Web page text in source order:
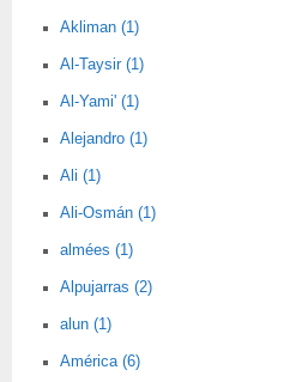
Akliman (1)
Al-Taysir (1)
Al-Yami' (1)
Alejandro (1)
Ali (1)
Ali-Osmán (1)
almées (1)
Alpujarras (2)
alun (1)
América (6)